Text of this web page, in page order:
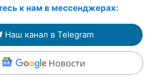
к нам в мессенджерах:
Наш канал в Telegram